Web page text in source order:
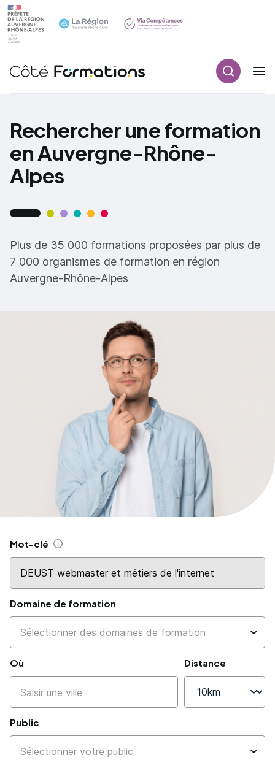
Navigation principale
Rechercher une formation
en Auvergne-Rhône-
Alpes
Plus de 35 000 formations proposées par plus de
7 000 organismes de formation en région
Auvergne-Rhône-Alpes
Mot-clé Aide
Domaine de formation
Où Distance
Public